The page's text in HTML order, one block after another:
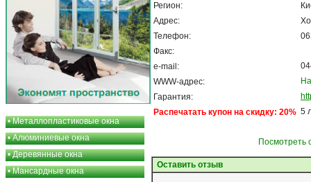
•Металлопластиковые окна
•Алюминиевые окна
•Деревянные окна
•Мансардные окна
Регион:
Адрес:
Телефон:
Факс:
e-mail:
WWW-адрес:
Гарантия:
Распечатать купон на скидку: 20% 5
Посмотреть
Оставить отзыв